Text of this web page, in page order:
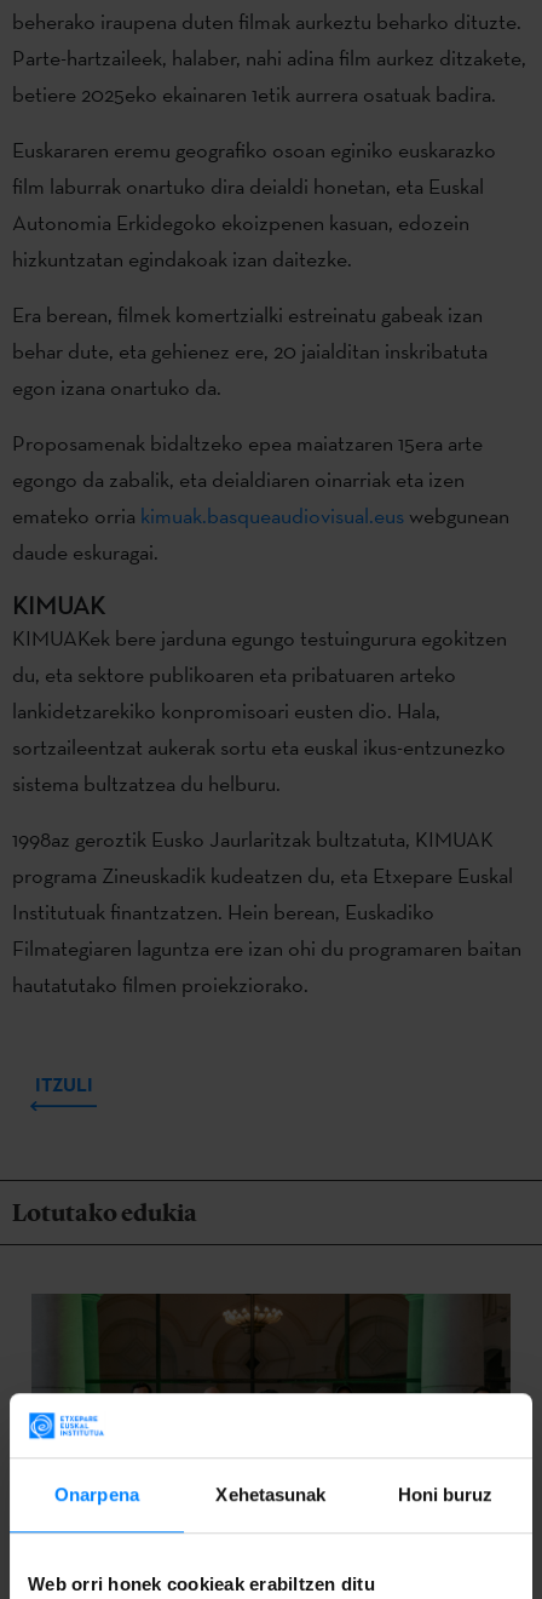
Onarpena Xehetasunak Honi buruz
Web orri honek cookieak erabiltzen ditu
beherako iraupena duten filmak aurkeztu beharko dituzte.
Parte-hartzaileek, halaber, nahi adina film aurkez ditzakete,
betiere 2025eko ekainaren 1etik aurrera osatuak badira.
Euskararen eremu geografiko osoan eginiko euskarazko
film laburrak onartuko dira deialdi honetan, eta Euskal
Autonomia Erkidegoko ekoizpenen kasuan, edozein
hizkuntzatan egindakoak izan daitezke.
Era berean, filmek komertzialki estreinatu gabeak izan
behar dute, eta gehienez ere, 20 jaialditan inskribatuta
egon izana onartuko da.
Proposamenak bidaltzeko epea maiatzaren 15era arte
egongo da zabalik, eta deialdiaren oinarriak eta izen
emateko orria kimuak.basqueaudiovisual.eus webgunean
daude eskuragai.
KIMUAK
KIMUAKek bere jarduna egungo testuingurura egokitzen
du, eta sektore publikoaren eta pribatuaren arteko
lankidetzarekiko konpromisoari eusten dio. Hala,
sortzaileentzat aukerak sortu eta euskal ikus-entzunezko
sistema bultzatzea du helburu.
1998az geroztik Eusko Jaurlaritzak bultzatuta, KIMUAK
programa Zineuskadik kudeatzen du, eta Etxepare Euskal
Institutuak finantzatzen. Hein berean, Euskadiko
Filmategiaren laguntza ere izan ohi du programaren baitan
hautatutako filmen proiekziorako.
ITZULI
Lotutako edukia